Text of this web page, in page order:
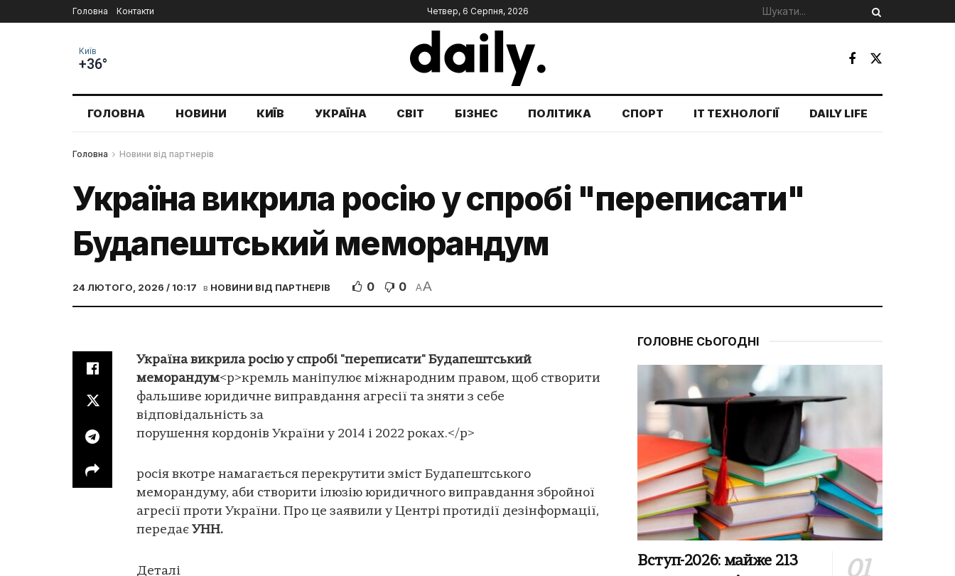
Головна Контакти Четвер, 6 Серпня, 2026
Київ
+36°
ГОЛОВНА НОВИНИ КИЇВ УКРАЇНА СВІТ БІЗНЕС ПОЛІТИКА СПОРТ IT ТЕХНОЛОГІЇ DAILY LIFE
Головна Новини від партнерів
Україна викрила росію у спробі "переписати"
Будапештський меморандум
24 ЛЮТОГО, 2026 / 10:17 в НОВИНИ ВІД ПАРТНЕРІВ 0 0 AA
Україна викрила росію у спробі "переписати" Будапештський
меморандум<p>кремль маніпулює міжнародним правом, щоб створити
фальшиве юридичне виправдання агресії та зняти з себе
відповідальність за
порушення кордонів України у 2014 і 2022 роках.</p>
росія вкотре намагається перекрутити зміст Будапештського
меморандуму, аби створити ілюзію юридичного виправдання збройної
агресії проти України. Про це заявили у Центрі протидії дезінформації,
передає УНН.
Деталі
ГОЛОВНЕ СЬОГОДНІ
Вступ-2026: майже 213